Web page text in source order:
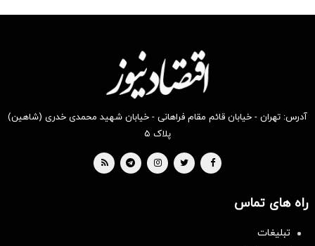
بخر !
بخر !
آدرس: تهران - خیابان قائم مقام فراهانی - خیابان شهید محمدی خدری (شاهین)
پلاک ۵
راه های تماس
تبلیغات